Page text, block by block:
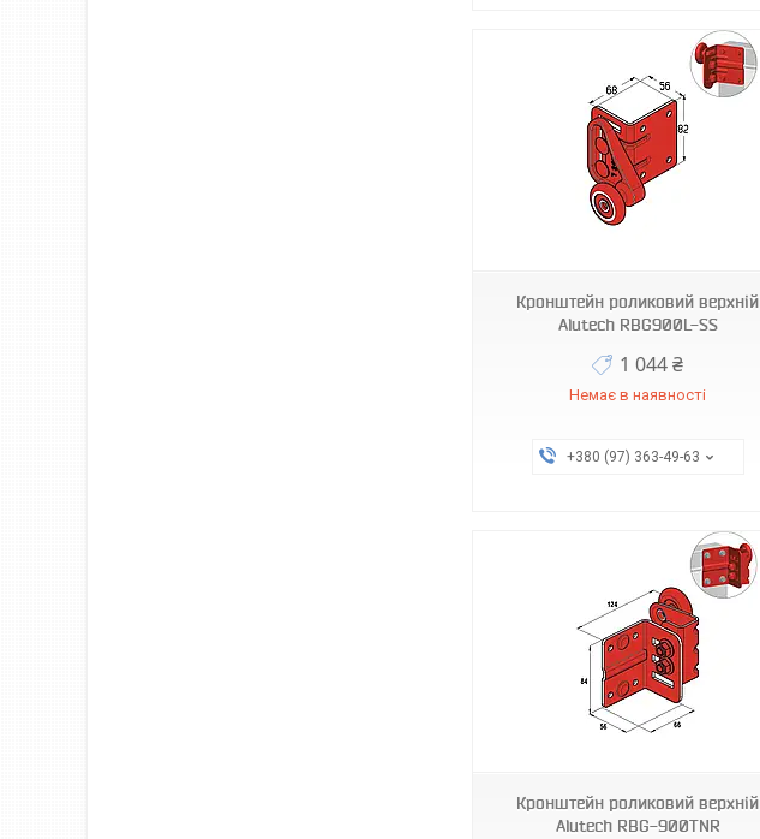
Кронштейн роликовий верхній
Alutech RBG900L-SS
1 044 ₴
Немає в наявності
+380 (97) 363-49-63
RBG900R-SS
Кронштейн роликовий верхній
Alutech RBG-900TNR